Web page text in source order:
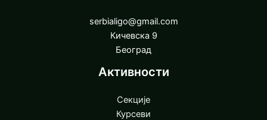
serbialigo@gmail.com
Кичевска 9
Београд
Активности
Секције
Курсеви